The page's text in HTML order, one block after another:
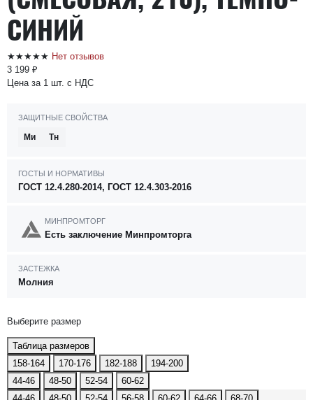
СИНИЙ
★★★★★ Нет отзывов
3 199 ₽
Цена за 1 шт. с НДС
ЗАЩИТНЫЕ СВОЙСТВА
Ми Тн
ГОСТЫ И НОРМАТИВЫ
ГОСТ 12.4.280-2014, ГОСТ 12.4.303-2016
МИНПРОМТОРГ
Есть заключение Минпромторга
ЗАСТЕЖКА
Молния
Выберите размер
Таблица размеров
158-164
170-176 182-188
194-200
44-46
48-50 52-54
60-62